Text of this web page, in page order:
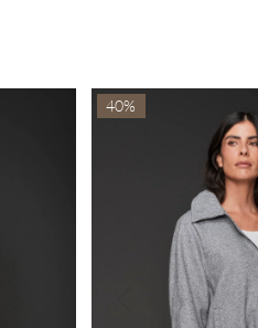
40%